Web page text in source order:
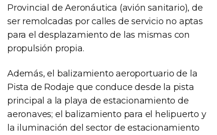
Provincial de Aeronáutica (avión sanitario), de
ser remolcadas por calles de servicio no aptas
para el desplazamiento de las mismas con
propulsión propia.
Además, el balizamiento aeroportuario de la
Pista de Rodaje que conduce desde la pista
principal a la playa de estacionamiento de
aeronaves; el balizamiento para el helipuerto y
la iluminación del sector de estacionamiento